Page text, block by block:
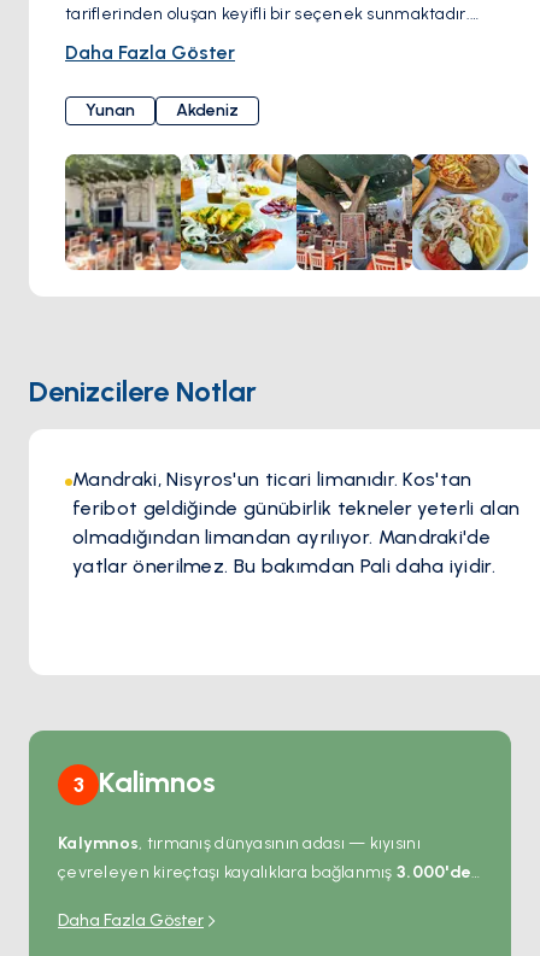
tariflerinden oluşan keyifli bir seçenek sunmaktadır.
Yumuşacık etlerden leziz deniz mahsullerine, canlı
yerel kaynaklı malzemeler kullanılarak sevgiyle hazırlanır.
Huzurlu bir ortamda yer alan müşteriler, yemyeşil
ağaçların hışırtılı yapraklarının altındaki sakin gölgede, hem
lezzetli mutfağı hem de ferahlatıcı ada esintisinin tadını
çıkararak yemeklerini yiyebilirler.
Daha Fazla Göster
Yunan Akdeniz
Denizcilere Notlar
Mandraki, Nisyros'un ticari limanıdır. Kos'tan
feribot geldiğinde günübirlik tekneler yeterli alan
olmadığından limandan ayrılıyor. Mandraki'de
yatlar önerilmez. Bu bakımdan Pali daha iyidir.
3 Kalimnos
Kalymnos, tırmanış dünyasının adası — kıyısını
çevreleyen kireçtaşı kayalıklara bağlanmış3.000'den
kaya kalesi. Tırmanmayanlar bile manzara için
Daha Fazla Göster